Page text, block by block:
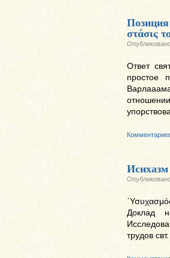
στάσις
Ответ
простое
Исихазм
Доклад
трудов